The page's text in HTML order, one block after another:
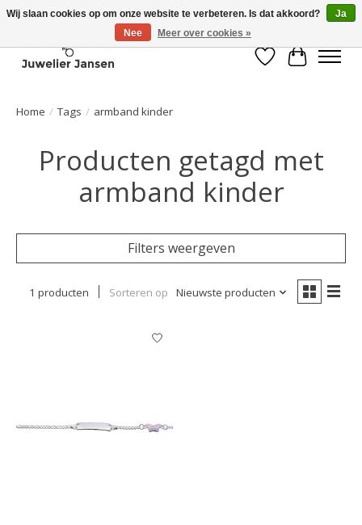
Verlanglijst
Home / Tags / armband kinder
Producten getagd met
armband kinder
Filters weergeven
1 producten Sorteren op Nieuwste producten
Wij slaan cookies op om onze website te verbeteren. Is dat akkoord?
Ja
Nee
Meer over cookies »